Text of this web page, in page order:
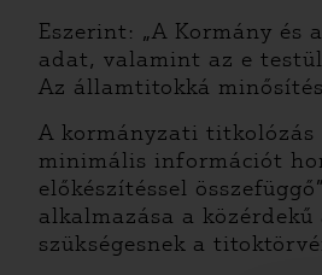
Eszerint: „A Kormány
adat, valamint az e
Az államtitokká
A kormányzati titkolózás
minimális információt
előkészítéssel
alkalmazása a
szükségesnek a